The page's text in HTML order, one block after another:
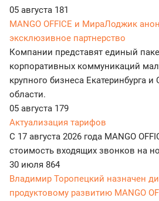
05 августа 181
MANGO OFFICE и МираЛоджик
эксклюзивное партнерство
Компании представят единый
корпоративных коммуникаций
крупного бизнеса Екатеринбурга
области.
05 августа 179
Актуализация тарифов
С 17 августа 2026 года MANGO
стоимость входящих звонков на
30 июля 864
Владимир Торопецкий назначен
продуктовому развитию MANGO